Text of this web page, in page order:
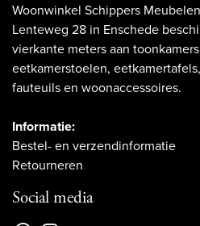
Woonwinkel Schippers
Lenteweg 28 in Enschede
vierkante meters aan
eetkamerstoelen,
fauteuils en woonaccessoires.
Informatie:
Bestel- en verzendinformatie
Retourneren
Social media